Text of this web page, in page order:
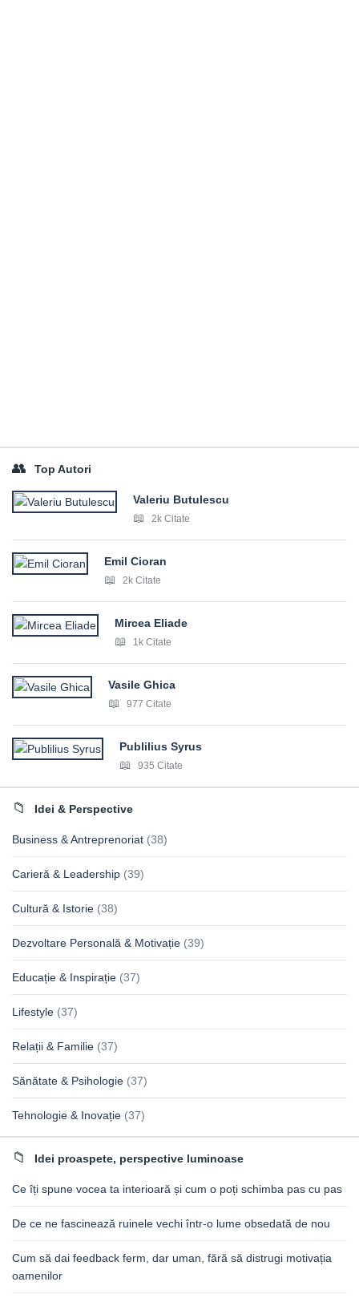
Top Autori
Valeriu Butulescu
2k Citate
Emil Cioran
2k Citate
Mircea Eliade
1k Citate
Vasile Ghica
977 Citate
Publilius Syrus
935 Citate
Idei & Perspective
Business & Antreprenoriat (38)
Carieră & Leadership (39)
Cultură & Istorie (38)
Dezvoltare Personală & Motivație (39)
Educație & Inspirație (37)
Lifestyle (37)
Relații & Familie (37)
Sănătate & Psihologie (37)
Tehnologie & Inovație (37)
Idei proaspete, perspective luminoase
Ce îți spune vocea ta interioară și cum o poți schimba pas cu pas
De ce ne fascinează ruinele vechi într-o lume obsedată de nou
Cum să dai feedback ferm, dar uman, fără să distrugi motivația
oamenilor